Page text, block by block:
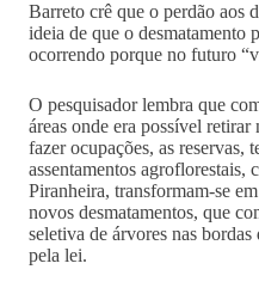
Barreto crê que o perdão aos
ideia de que o desmatamento
ocorrendo porque no futuro
O pesquisador lembra que
áreas onde era possível retirar
fazer ocupações, as reservas,
assentamentos agroflorestais,
Piranheira, transformam-se
novos desmatamentos, que
seletiva de árvores nas bordas
pela lei.